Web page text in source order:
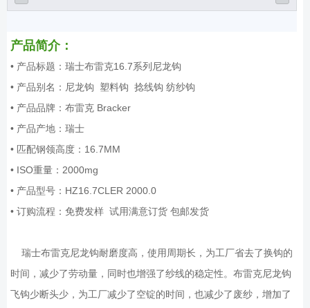
产品简介：
• 产品标题：瑞士布雷克16.7系列尼龙钩
• 产品别名：尼龙钩 塑料钩 捻线钩 纺纱钩
• 产品品牌：布雷克 Bracker
• 产品产地：瑞士
• 匹配钢领高度：16.7MM
• ISO重量：2000mg
• 产品型号：HZ16.7CLER 2000.0
• 订购流程：免费发样 试用满意订货 包邮发货
瑞士布雷克尼龙钩耐磨度高，使用周期长，为工厂省去了换钩的
时间，减少了劳动量，同时也增强了纱线的稳定性。布雷克尼龙钩
飞钩少断头少，为工厂减少了空锭的时间，也减少了废纱，增加了